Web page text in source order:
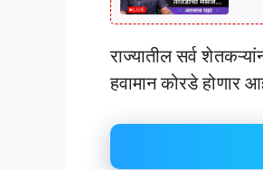
राज्यातील सर्व
हवामान कोरडे होणार